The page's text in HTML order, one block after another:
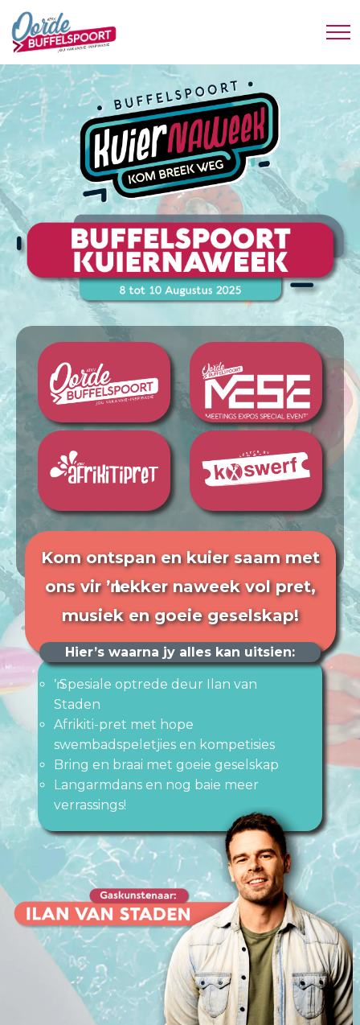
Kom ontspan en kuier saam met
ons vir ŉ lekker naweek vol pret,
musiek en goeie geselskap!
Hier’s waarna jy alles kan uitsien:
ŉ Spesiale optrede deur Ilan van
Staden
Afrikiti-pret met hope
swembadspeletjies en kompetisies
Bring en braai met goeie geselskap
Langarmdans en nog baie meer
verrassings!